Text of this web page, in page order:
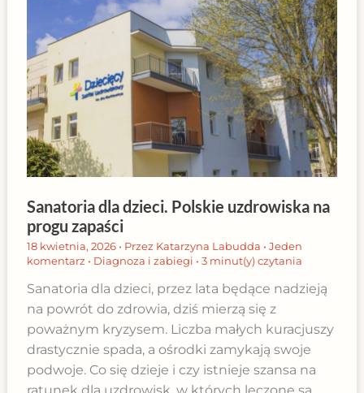
Sanatoria dla dzieci. Polskie uzdrowiska na
progu zapaści
18 kwietnia, 2026 • Przez Katarzyna Labudda • Jeden
komentarz • Diagnoza i zabiegi • 3 minut(y) czytania
Sanatoria dla dzieci, przez lata będące nadzieją
na powrót do zdrowia, dziś mierzą się z
poważnym kryzysem. Liczba małych kuracjuszy
drastycznie spada, a ośrodki zamykają swoje
podwoje. Co się dzieje i czy istnieje szansa na